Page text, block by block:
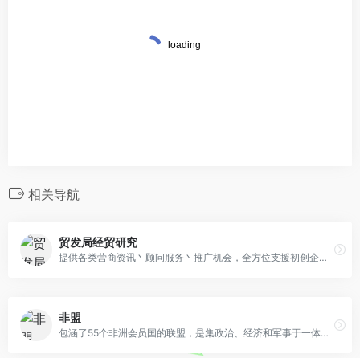
相关导航
贸发局经贸研究
提供各类营商资讯丶顾问服务丶推广机会，全方位支援初创企业及中小企拓展业务。
非盟
包涵了55个非洲会员国的联盟，是集政治、经济和军事于一体的全非洲性的政治实体。